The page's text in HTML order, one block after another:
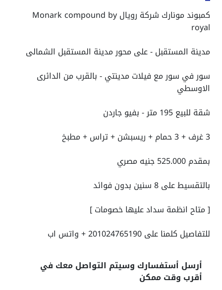
كمبوند مونارك شركة رويال Monark compound by
royal
مدينة المستقبل - على محور مدينة المستقبل الشمالى
سور في سور مع فيلات مدينتي - بالقرب من الدائرى
الاوسطي
شقة للبيع 195 متر - بفيو جاردن
3 غرف + 3 حمام + ريسبشن + تراس + مطبخ
بمقدم525.000 جنيه مصري
بالتقسيط على 8 سنين بدون فوائد
[ متاح انظمة سداد عليها خصومات ]
للتفاصيل كلمنا على 201024765190 + واتس اب
أرسل أستفسارك وسيتم التواصل معك في
أقرب وقت ممكن